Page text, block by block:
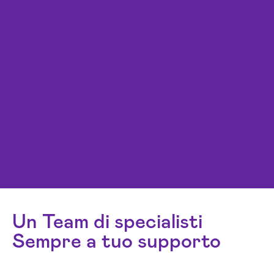
Un Team di specialisti
Sempre a tuo supporto